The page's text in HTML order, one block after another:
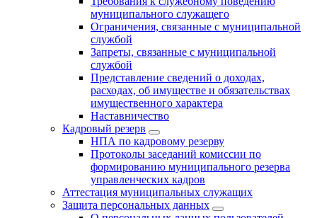
муниципального служащего
Ограничения, связанные с муниципальной
службой
Запреты, связанные с муниципальной
службой
Представление сведений о доходах,
расходах, об имуществе и обязательствах
имущественного характера
Наставничество
Кадровый резерв
НПА по кадровому резерву
Протоколы заседаний комиссии по
формированию муниципального резерва
управленческих кадров
Аттестация муниципальных служащих
Защита персональных данных